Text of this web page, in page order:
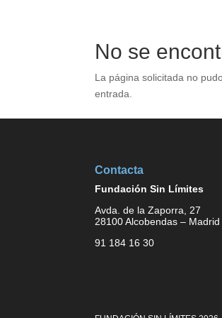
No se
La página solicitada no
entrada.
Contacta
Fundación Sin Límites
Avda. de la Zaporra, 27
28100 Alcobendas – Madrid
91 184 16 30